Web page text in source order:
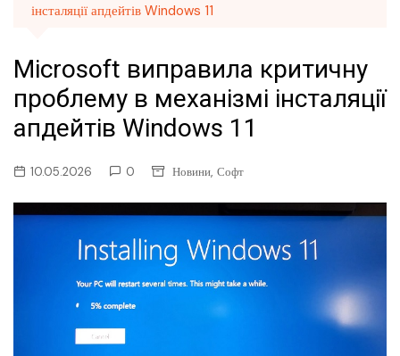
інсталяції апдейтів Windows 11
Microsoft виправила критичну
проблему в механізмі інсталяції
апдейтів Windows 11
10.05.2026 0 Новини, Софт